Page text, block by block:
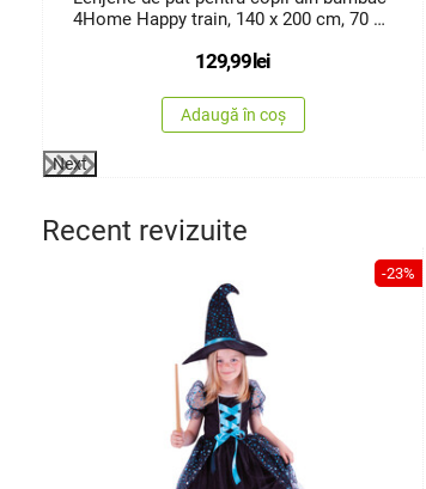
4Home Happy train, 140 x 200 cm, 70 x
129,99lei
Adaugă în coș
Next
Recent revizuite
-23%